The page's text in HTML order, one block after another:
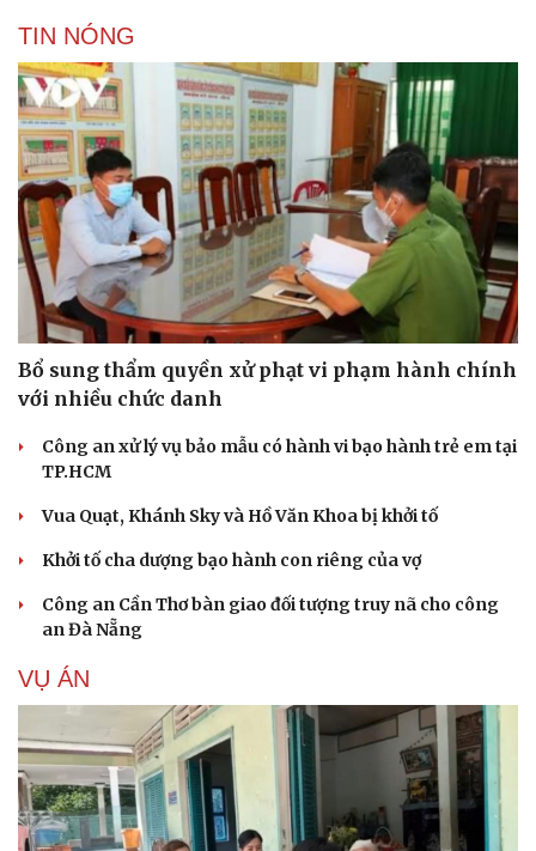
TIN NÓNG
Bổ sung thẩm quyền xử phạt vi phạm hành chính
với nhiều chức danh
Công an xử lý vụ bảo mẫu có hành vi bạo hành trẻ em tại
TP.HCM
Vua Quạt, Khánh Sky và Hồ Văn Khoa bị khởi tố
Khởi tố cha dượng bạo hành con riêng của vợ
Công an Cần Thơ bàn giao đối tượng truy nã cho công
an Đà Nẵng
VỤ ÁN